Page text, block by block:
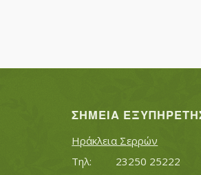
ΣΗΜΕΊΑ
Ηράκλεια Σερρών
Τηλ:		23250 25222